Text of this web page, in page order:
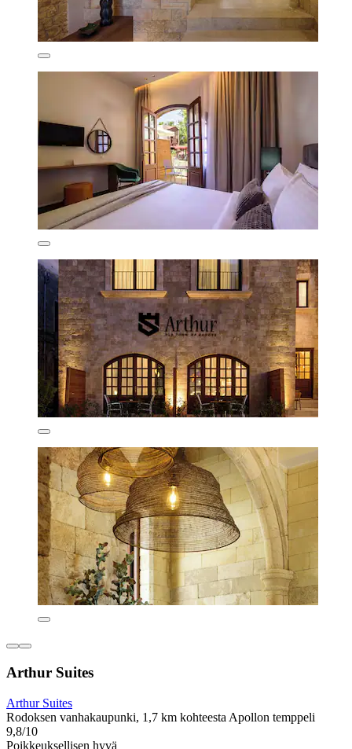
Arthur Suites
Arthur Suites
Rodoksen vanhakaupunki, 1,7 km kohteesta Apollon temppeli
9,8/10
Poikkeuksellisen hyvä